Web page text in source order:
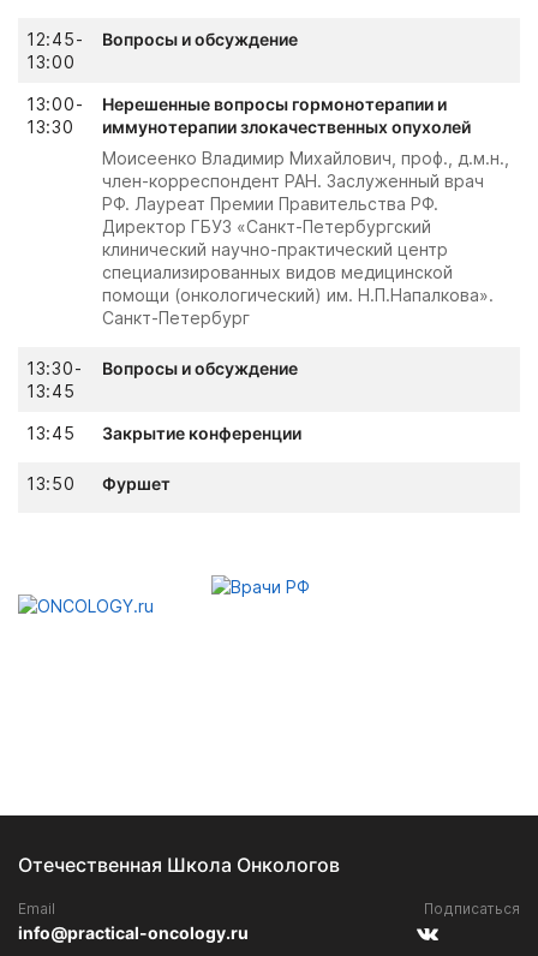
12:45-
13:00
Вопросы и обсуждение
13:00-
13:30
Нерешенные вопросы гормонотерапии и
иммунотерапии злокачественных опухолей
Моисеенко Владимир Михайлович, проф., д.м.н.,
член-корреспондент РАН. Заслуженный врач
РФ. Лауреат Премии Правительства РФ.
Директор ГБУЗ «Санкт-Петербургский
клинический научно-практический центр
специализированных видов медицинской
помощи (онкологический) им. Н.П.Напалкова».
Санкт-Петербург
13:30-
13:45
Вопросы и обсуждение
13:45 Закрытие конференции
13:50 Фуршет
Отечественная Школа Онкологов
Email
info@practical-oncology.ru
Подписаться